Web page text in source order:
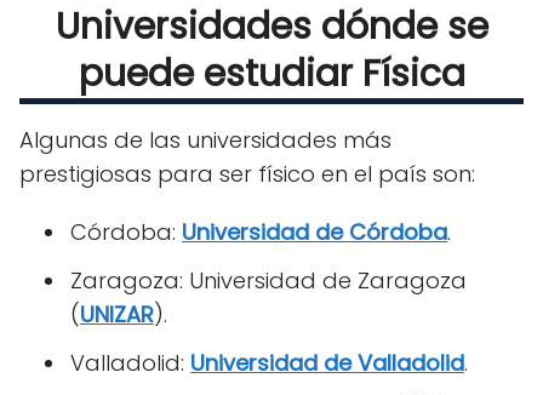
Universidades dónde se
puede estudiar Física
Algunas de las universidades más
prestigiosas para ser físico en el país son:
Córdoba: Universidad de Córdoba.
Zaragoza: Universidad de Zaragoza
(UNIZAR).
Valladolid: Universidad de Valladolid.